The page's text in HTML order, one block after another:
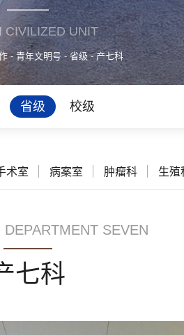
CIVILIZED UNIT
- 青年文明号- 省级-产七科
省级 校级
术室 病案室 肿瘤科 生殖
SEVEN
七科